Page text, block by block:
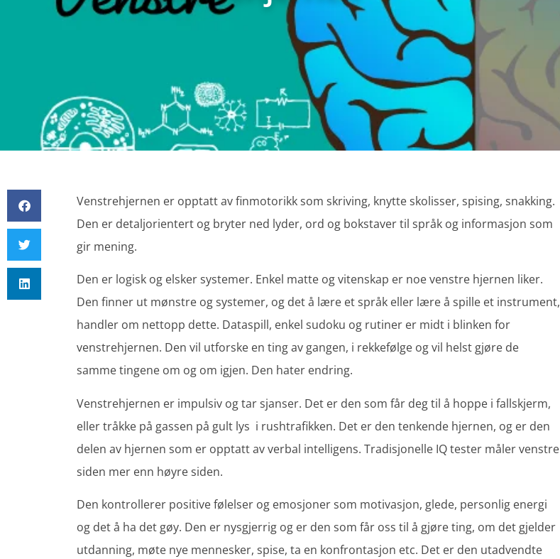
Venstrehjernen er opptatt av finmotorikk som skriving, knytte skolisser, spising, snakking.
Den er detaljorientert og bryter ned lyder, ord og bokstaver til språk og informasjon som
gir mening.
Den er logisk og elsker systemer. Enkel matte og vitenskap er noe venstre hjernen liker.
Den finner ut mønstre og systemer, og det å lære et språk eller lære å spille et instrument,
handler om nettopp dette. Dataspill, enkel sudoku og rutiner er midt i blinken for
venstrehjernen. Den vil utforske en ting av gangen, i rekkefølge og vil helst gjøre de
samme tingene om og om igjen. Den hater endring.
Venstrehjernen er impulsiv og tar sjanser. Det er den som får deg til å hoppe i fallskjerm,
eller tråkke på gassen på gult lys i rushtrafikken. Det er den tenkende hjernen, og er den
delen av hjernen som er opptatt av verbal intelligens. Tradisjonelle IQ tester måler venstre
siden mer enn høyre siden.
Den kontrollerer positive følelser og emosjoner som motivasjon, glede, personlig energi
og det å ha det gøy. Den er nysgjerrig og er den som får oss til å gjøre ting, om det gjelder
utdanning, møte nye mennesker, spise, ta en konfrontasjon etc. Det er den utadvendte